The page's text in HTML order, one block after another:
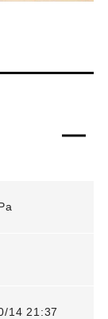
14 21:37